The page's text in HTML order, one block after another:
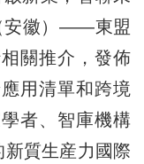
安徽）——東盟
關推介，發佈
用清單和跨境
者、智庫機構
質生産力國際